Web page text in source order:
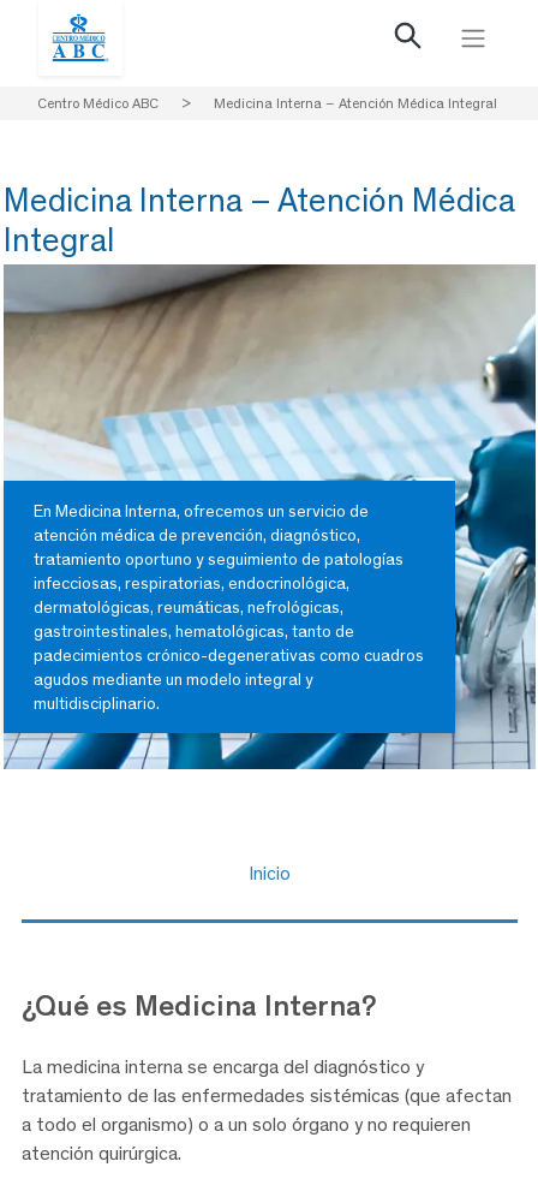
Centro Médico ABC > Medicina Interna – Atención Médica Integral
Medicina Interna – Atención Médica
Integral
En Medicina Interna, ofrecemos un servicio de
atención médica de prevención, diagnóstico,
tratamiento oportuno y seguimiento de patologías
infecciosas, respiratorias, endocrinológica,
dermatológicas, reumáticas, nefrológicas,
gastrointestinales, hematológicas, tanto de
padecimientos crónico-degenerativas como cuadros
agudos mediante un modelo integral y
multidisciplinario.
Inicio
¿Qué es Medicina Interna?
La medicina interna se encarga del diagnóstico y
tratamiento de las enfermedades sistémicas (que afectan
a todo el organismo) o a un solo órgano y no requieren
atención quirúrgica.